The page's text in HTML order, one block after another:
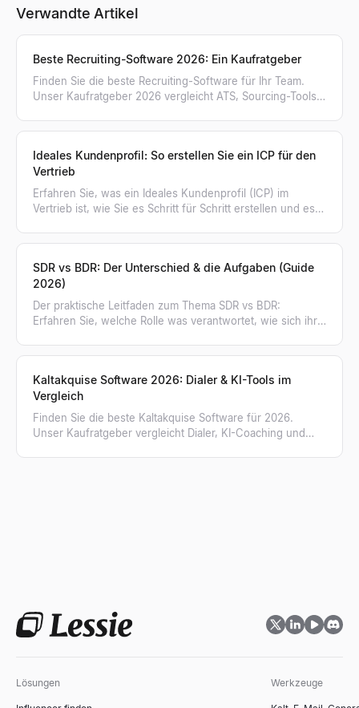
Verwandte Artikel
Beste Recruiting-Software 2026: Ein Kaufratgeber
Finden Sie die beste Recruiting-Software für Ihr Team.
Unser Kaufratgeber 2026 vergleicht ATS, Sourcing-Tools,
Ideales Kundenprofil: So erstellen Sie ein ICP für den
Vertrieb
Erfahren Sie, was ein Ideales Kundenprofil (ICP) im
Vertrieb ist, wie Sie es Schritt für Schritt erstellen und es
SDR vs BDR: Der Unterschied & die Aufgaben (Guide
2026)
Der praktische Leitfaden zum Thema SDR vs BDR:
Erfahren Sie, welche Rolle was verantwortet, wie sich ihre
Kaltakquise Software 2026: Dialer & KI-Tools im
Vergleich
Finden Sie die beste Kaltakquise Software für 2026.
Unser Kaufratgeber vergleicht Dialer, KI-Coaching und
Lösungen Werkzeuge